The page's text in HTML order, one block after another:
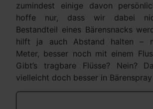
zumindest einige davon
hoffe nur, dass wir dabei
Bestandteil eines Bärensnacks
hilft ja auch Abstand halten –
Meter, besser noch mit einem
Gibt’s tragbare Flüsse? Nein?
vielleicht doch besser in